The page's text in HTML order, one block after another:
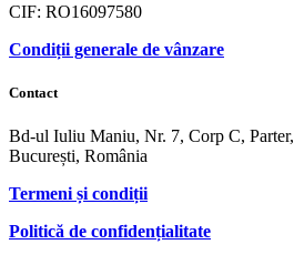
CIF: RO16097580
Condiții generale de vânzare
Contact
Bd-ul Iuliu Maniu, Nr. 7, Corp C,
București, România
Termeni și condiții
Politică de confidențialitate